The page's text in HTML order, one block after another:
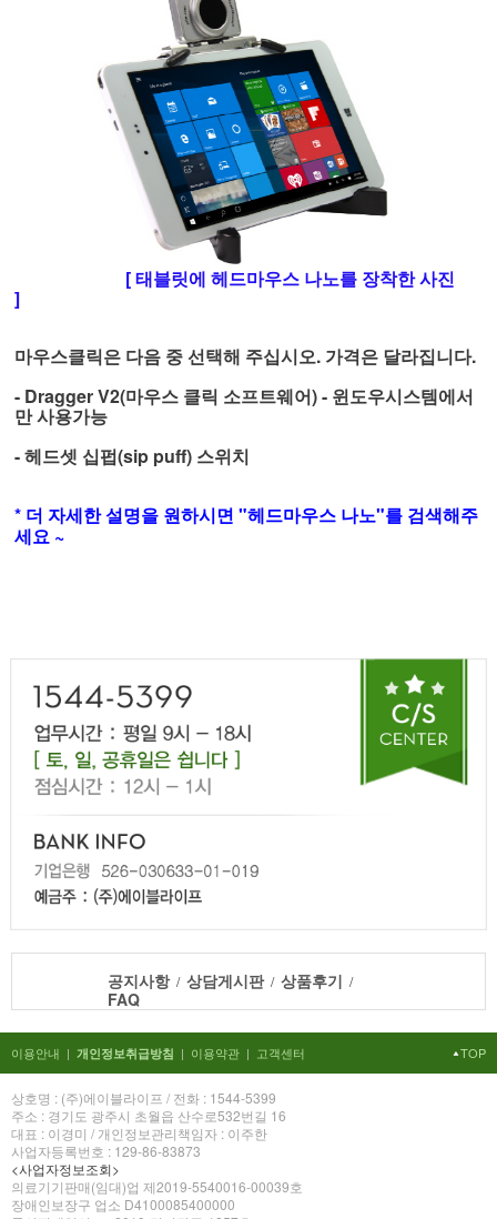
[ 태블릿에 헤드마우스 나노를 장착한 사진
]
마우스클릭은 다음 중 선택해 주십시오. 가격은 달라집니다.
- Dragger V2(마우스 클릭 소프트웨어) - 윈도우시스템에서
만 사용가능
-헤드셋 십펍(sip puff) 스위치
* 더 자세한 설명을 원하시면 "헤드마우스 나노"를 검색해주
세요 ~
공지사항/ 상담게시판/ 상품후기 /
FAQ
이용안내 | 개인정보취급방침 | 이용약관 | 고객센터 TOP
상호명 : (주)에이블라이프 / 전화 : 1544-5399
주소 : 경기도 광주시 초월읍 산수로532번길 16
대표 : 이경미 / 개인정보관리책임자 : 이주한
사업자등록번호 : 129-86-83873
<사업자정보조회>
의료기기판매(임대)업 제2019-5540016-00039호
장애인보장구 업소 D4100085400000